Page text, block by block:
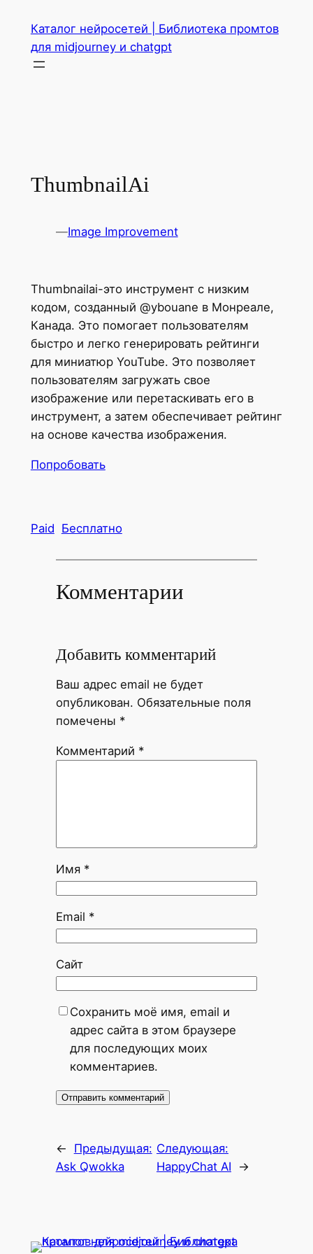
содержимому
Каталог нейросетей | Библиотека промтов
для midjourney и chatgpt
ThumbnailAi
—Image Improvement
Thumbnailai-это инструмент с низким
кодом, созданный @ybouane в Монреале,
Канада. Это помогает пользователям
быстро и легко генерировать рейтинги
для миниатюр YouTube. Это позволяет
пользователям загружать свое
изображение или перетаскивать его в
инструмент, а затем обеспечивает рейтинг
на основе качества изображения.
Попробовать
Paid Бесплатно
Комментарии
Добавить комментарий
Ваш адрес email не будет
опубликован. Обязательные поля
помечены *
Комментарий *
Имя *
Email *
Сайт
Сохранить моё имя, email и
адрес сайта в этом браузере
для последующих моих
комментариев.
←
Предыдущая:
Ask Qwokka
Следующая:
HappyChat AI
→